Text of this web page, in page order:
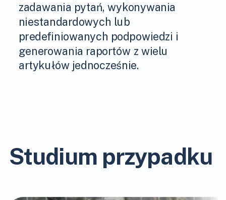
zadawania pytań, wykonywania
niestandardowych lub
predefiniowanych podpowiedzi i
generowania raportów z wielu
artykułów jednocześnie.
Studium przypadku